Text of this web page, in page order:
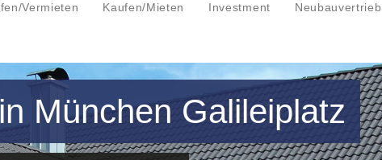
Vermieten Kaufen/Mieten Investment Neubauvertrieb
München Galileiplatz